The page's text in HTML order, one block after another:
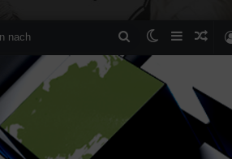
Suchen
nach
SkinSidebar